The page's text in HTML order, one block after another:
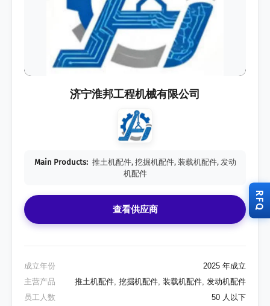
济宁淮邦工程机械有限公司
Main Products: 推土机配件, 挖掘机配件, 装载机配件, 发动
机配件
查看供应商
成立年份
2025 年成立
主营产品
推土机配件, 挖掘机配件, 装载机配件, 发动机配件
员工人数
50 人以下
RFQ